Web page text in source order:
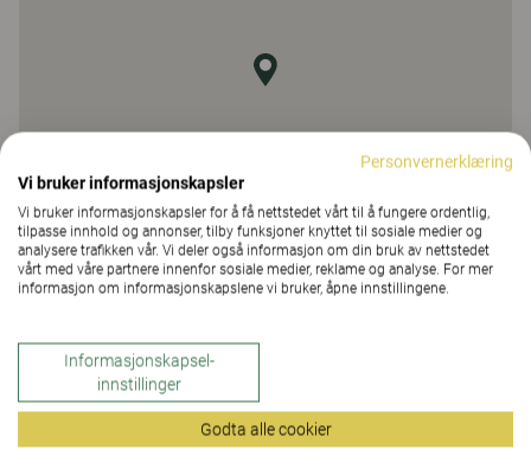
Etter omkjøringsveien fra E6 i sør, kommer du til en
rundkjøring. Ta andre avkjøring i rundkjøringen og videre inn i
tunnelen. Deretter ta du første til høyre i rundkjøringen på
Bogavegen, og kjør 50 meter. Sving til venstre inn på
Personvernerklæring
Vi bruker informasjonskapsler
Vi bruker informasjonskapsler for å få nettstedet vårt til å fungere ordentlig,
tilpasse innhold og annonser, tilby funksjoner knyttet til sosiale medier og
analysere trafikken vår. Vi deler også informasjon om din bruk av nettstedet
vårt med våre partnere innenfor sosiale medier, reklame og analyse. For mer
informasjon om informasjonskapslene vi bruker, åpne innstillingene.
Informasjonskapsel-
innstillinger
Godta alle cookier